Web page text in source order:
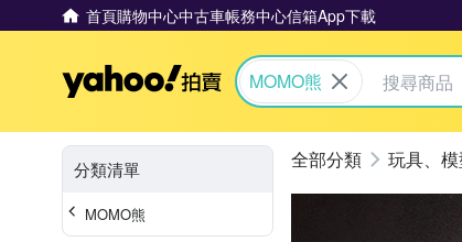
首頁購物中心中古車帳務中心信箱App下載
Yahoo拍賣
MOMO熊
分類清單
MOMO熊
玩具、